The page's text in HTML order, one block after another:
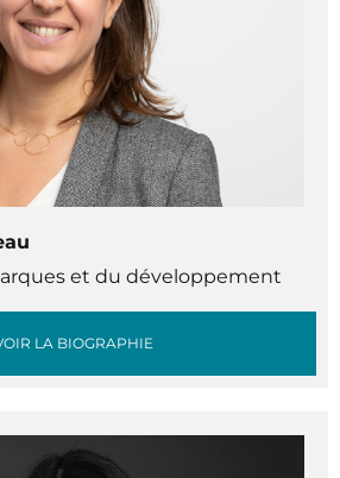
et du développement
LA BIOGRAPHIE